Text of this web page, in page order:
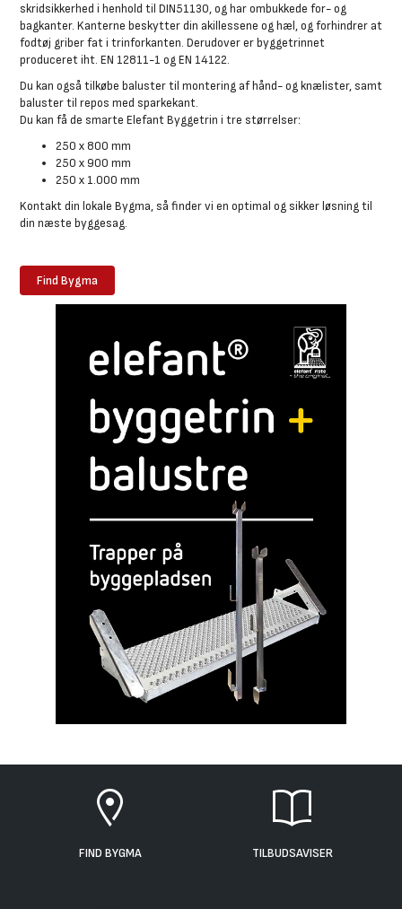
skridsikkerhed i henhold til DIN51130, og har ombukkede for- og
bagkanter. Kanterne beskytter din akillessene og hæl, og forhindrer at
fodtøj griber fat i trinforkanten. Derudover er byggetrinnet
produceret iht. EN 12811-1 og EN 14122.
Du kan også tilkøbe baluster til montering af hånd- og knælister, samt
baluster til repos med sparkekant.
Du kan få de smarte Elefant Byggetrin i tre størrelser:
250 x 800 mm
250 x 900 mm
250 x 1.000 mm
Kontakt din lokale Bygma, så finder vi en optimal og sikker løsning til
din næste byggesag.
Find Bygma
FIND BYGMA TILBUDSAVISER